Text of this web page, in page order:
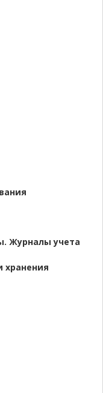
Журналы учета
хранения